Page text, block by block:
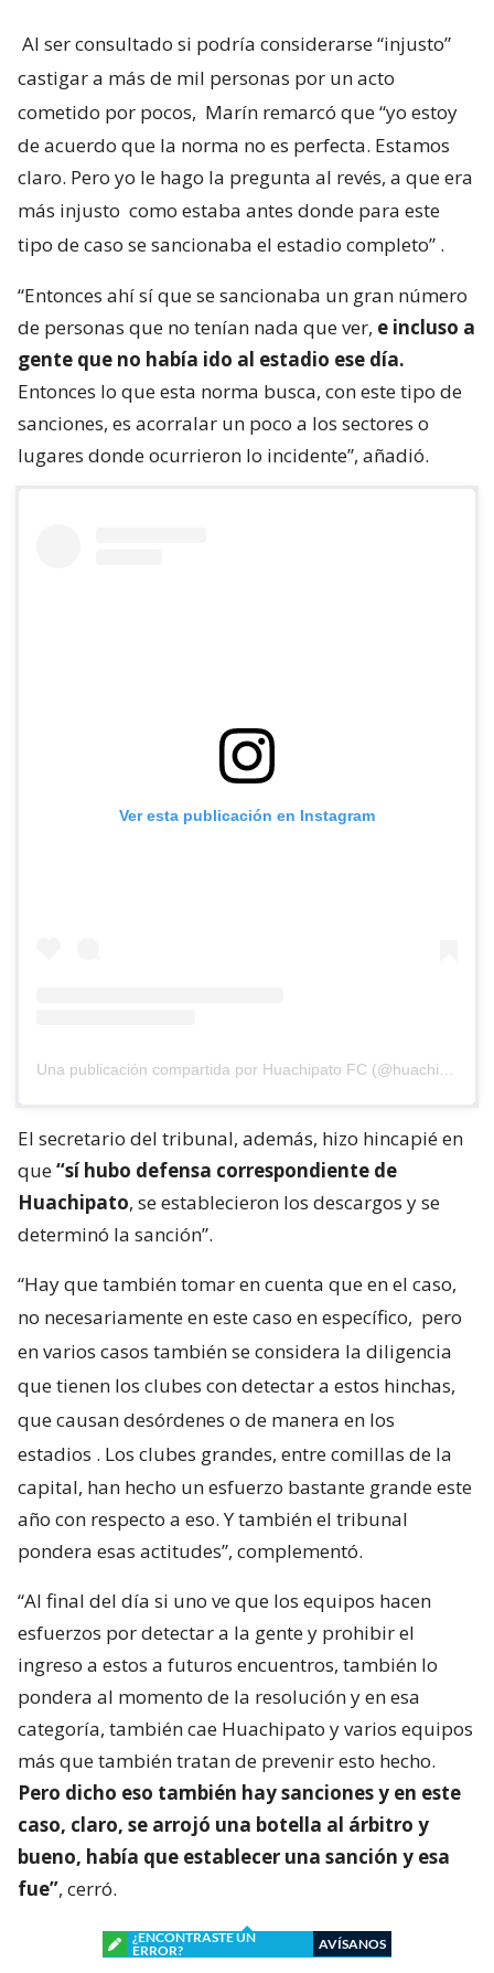
Al ser consultado si podría considerarse “injusto”
castigar a más de mil personas por un acto
cometido por pocos, Marín remarcó que “yo estoy
de acuerdo que la norma no es perfecta. Estamos
claro. Pero yo le hago la pregunta al revés, a que era
más injusto como estaba antes donde para este
tipo de caso se sancionaba el estadio completo” .
“Entonces ahí sí que se sancionaba un gran número
de personas que no tenían nada que ver, e incluso a
gente que no había ido al estadio ese día.
Entonces lo que esta norma busca, con este tipo de
sanciones, es acorralar un poco a los sectores o
lugares donde ocurrieron lo incidente”, añadió.
Ver esta publicación en Instagram
El secretario del tribunal, además, hizo hincapié en
que“sí hubo defensa correspondiente de
Huachipato, se establecieron los descargos y se
determinó la sanción”.
“Hay que también tomar en cuenta que en el caso,
no necesariamente en este caso en específico, pero
en varios casos también se considera la diligencia
que tienen los clubes con detectar a estos hinchas,
que causan desórdenes o de manera en los
estadios . Los clubes grandes, entre comillas de la
capital, han hecho un esfuerzo bastante grande este
año con respecto a eso. Y también el tribunal
pondera esas actitudes”, complementó.
“Al final del día si uno ve que los equipos hacen
esfuerzos por detectar a la gente y prohibir el
ingreso a estos a futuros encuentros, también lo
pondera al momento de la resolución y en esa
categoría, también cae Huachipato y varios equipos
más que también tratan de prevenir esto hecho.
Pero dicho eso también hay sanciones y en este
caso, claro, se arrojó una botella al árbitro y
bueno, había que establecer una sanción y esa
fue”, cerró.
¿ENCONTRASTE UN
ERROR?
AVÍSANOS